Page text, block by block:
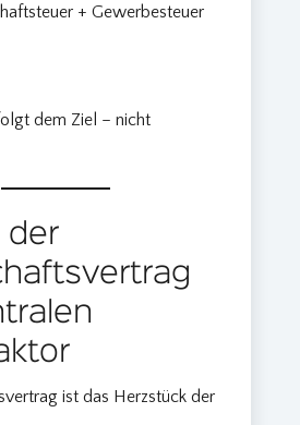
+ Gewerbesteuer
dem Ziel – nicht
der
ist das Herzstück der